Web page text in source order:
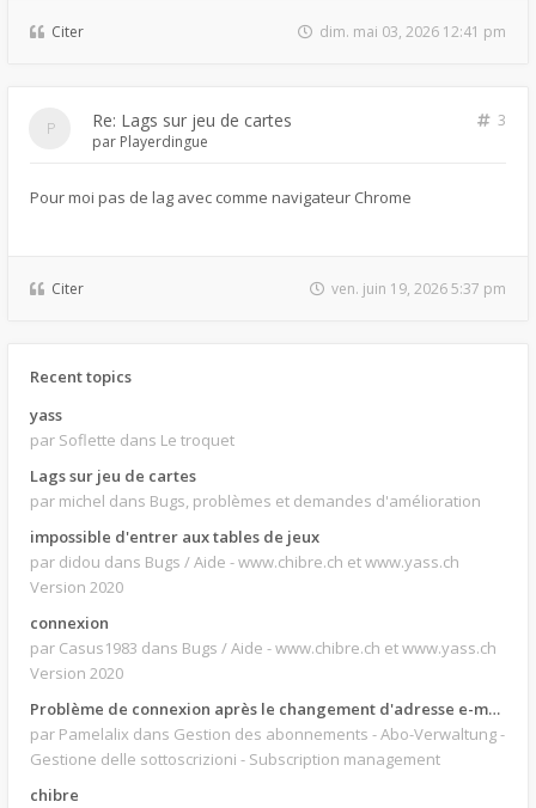
Citer dim. mai 03, 2026 12:41 pm
Re: Lags sur jeu de cartes
3
par Playerdingue
Pour moi pas de lag avec comme navigateur Chrome
Citer ven. juin 19, 2026 5:37 pm
Recent topics
yass
par Soflette dans Le troquet
Lags sur jeu de cartes
par michel dans Bugs, problèmes et demandes d'amélioration
impossible d'entrer aux tables de jeux
par didou dans Bugs / Aide - www.chibre.ch et www.yass.ch
Version 2020
connexion
par Casus1983 dans Bugs / Aide - www.chibre.ch et www.yass.ch
Version 2020
Problème de connexion après le changement d'adresse e-mail.
par Pamelalix dans Gestion des abonnements - Abo-Verwaltung -
Gestione delle sottoscrizioni - Subscription management
chibre